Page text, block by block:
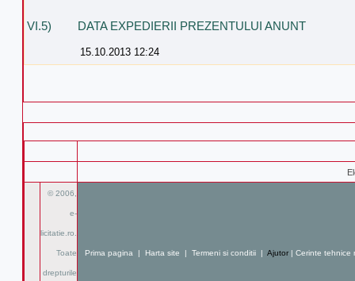
VI.5) DATA EXPEDIERII PREZENTULUI ANUNT
15.10.2013 12:24
© 2006,
e-
licitatie.ro.
Toate
drepturile
Prima pagina | Harta site |Termeni si conditii |Ajutor |Cerinte tehnice